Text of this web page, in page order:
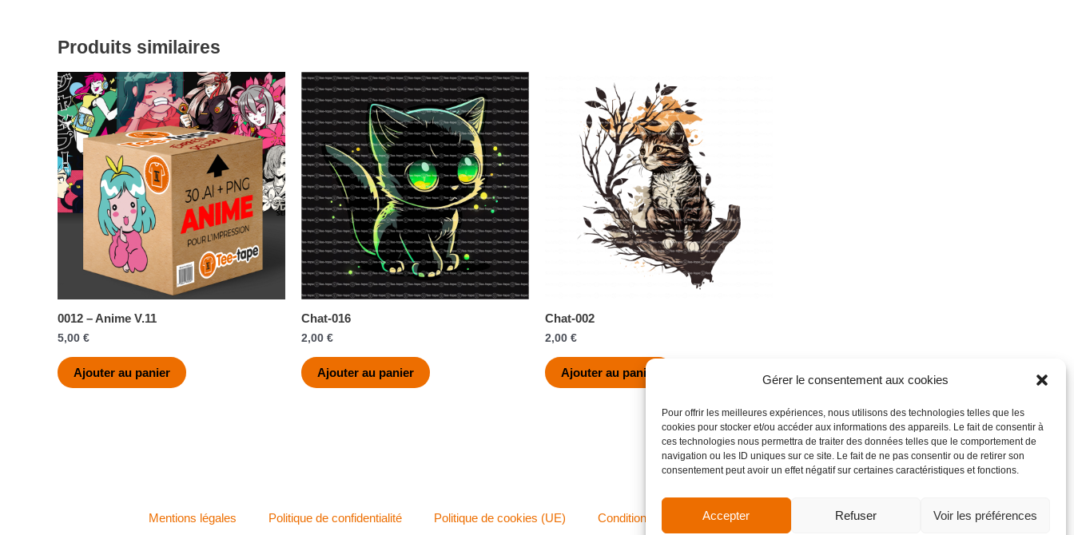
Gérer le consentement aux cookies
Pour offrir les meilleures expériences, nous utilisons des technologies telles que les
cookies pour stocker et/ou accéder aux informations des appareils. Le fait de consentir à
ces technologies nous permettra de traiter des données telles que le comportement de
navigation ou les ID uniques sur ce site. Le fait de ne pas consentir ou de retirer son
consentement peut avoir un effet négatif sur certaines caractéristiques et fonctions.
Accepter Refuser Voir les préférences
Produits similaires
0012 – Anime V.11
5,00 €
Ajouter au panier
Chat-016
2,00 €
Ajouter au panier
Chat-002
2,00 €
Ajouter au panier
Mentions légales Politique de confidentialité Politique de cookies (UE) Conditions générales de vente Site réalisé par VBAUDRY